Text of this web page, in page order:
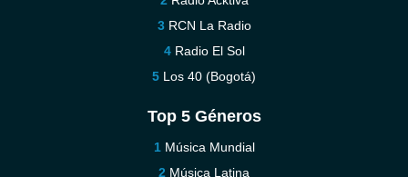
RCN La Radio
Radio El Sol
Los 40 (Bogotá)
Top 5 Géneros
Música Mundial
Música Latina